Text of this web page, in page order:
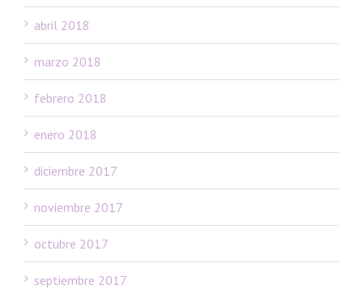
abril 2018
marzo 2018
febrero 2018
enero 2018
diciembre 2017
noviembre 2017
octubre 2017
septiembre 2017